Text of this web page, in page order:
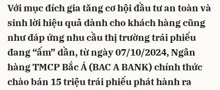
Với mục đích gia tăng cơ hội đầu tư an toàn và
sinh lời hiệu quả dành cho khách hàng cũng
như đáp ứng nhu cầu thị trường trái phiếu
đang “ấm” dần, từ ngày 07/10/2024, Ngân
hàng TMCP Bắc Á (BAC A BANK) chính thức
chào bán 15 triệu trái phiếu phát hành ra